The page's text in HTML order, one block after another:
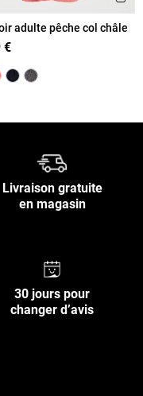
adulte pêche col châle
€
Livraison gratuite
en magasin
30 jours pour
changer d’avis